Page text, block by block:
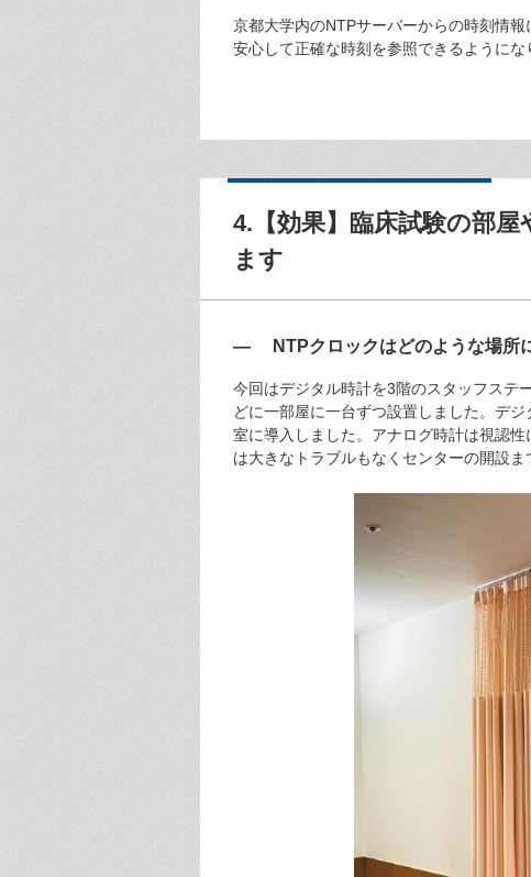
京都大学内のNTPサーバーからの時刻情
安心して正確な時刻を参照できるように
4.【効果】臨床試験の部
ます
— NTPクロックはどのような場所に
今回はデジタル時計を3階のスタッフステ
どに一部屋に一台ずつ設置しました。デ
室に導入しました。アナログ時計は視認
は大きなトラブルもなくセンターの開設